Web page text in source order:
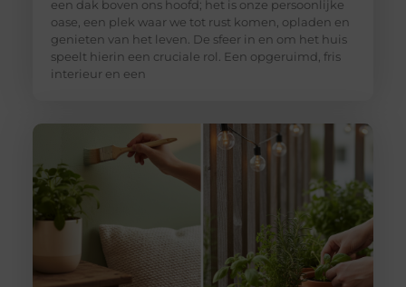
een dak boven ons hoofd; het is onze persoonlijke
oase, een plek waar we tot rust komen, opladen en
genieten van het leven. De sfeer in en om het huis
speelt hierin een cruciale rol. Een opgeruimd, fris
interieur en een